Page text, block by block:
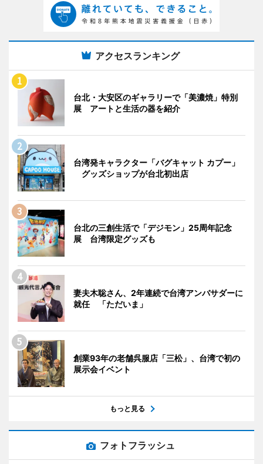
アクセスランキング
台北・大安区のギャラリーで「美濃焼」特別
展 アートと生活の器を紹介
台湾発キャラクター「バグキャット カプー」
グッズショップが台北初出店
台北の三創生活で「デジモン」25周年記念
展 台湾限定グッズも
妻夫木聡さん、2年連続で台湾アンバサダーに
就任 「ただいま」
創業93年の老舗呉服店「三松」、台湾で初の
展示会イベント
もっと見る
フォトフラッシュ